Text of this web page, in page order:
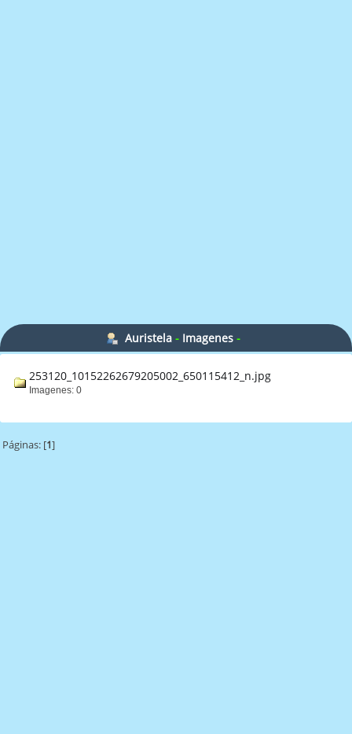
Auristela- Imagenes-
253120_10152262679205002_650115412_n.jpg
Imagenes: 0
Páginas: [1]